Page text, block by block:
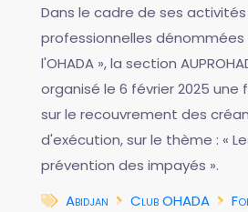
Dans le cadre de ses
professionnelles dénommées
l'OHADA », la section
organisé le 6 février 2025
sur le recouvrement des
d'exécution, sur le thème : «
prévention des impayés ».
Abidjan
Club OHADA